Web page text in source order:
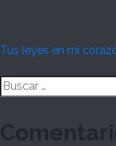
de
Tus leyes en mi
Buscar: